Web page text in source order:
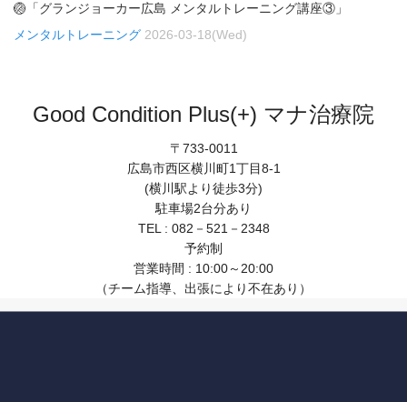
🏐「グランジョーカー広島 メンタルトレーニング講座③」
メンタルトレーニング 2026-03-18(Wed)
Good Condition Plus(+) マナ治療院
〒733-0011
広島市西区横川町1丁目8-1
(横川駅より徒歩3分)
駐車場2台分あり
TEL : 082－521－2348
予約制
営業時間 : 10:00～20:00
（チーム指導、出張により不在あり）